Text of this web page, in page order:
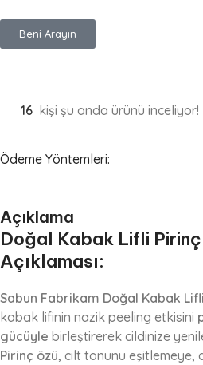
Beni Arayın
16 kişi şu anda ürünü inceliyor!
Ödeme Yöntemleri:
Açıklama
Doğal Kabak Lifli
Açıklaması:
Sabun Fabrikam Doğal Kabak
kabak lifinin nazik peeling etkisini
gücüyle birleştirerek cildinize
Pirinç özü, cilt tonunu eşitlemeye,